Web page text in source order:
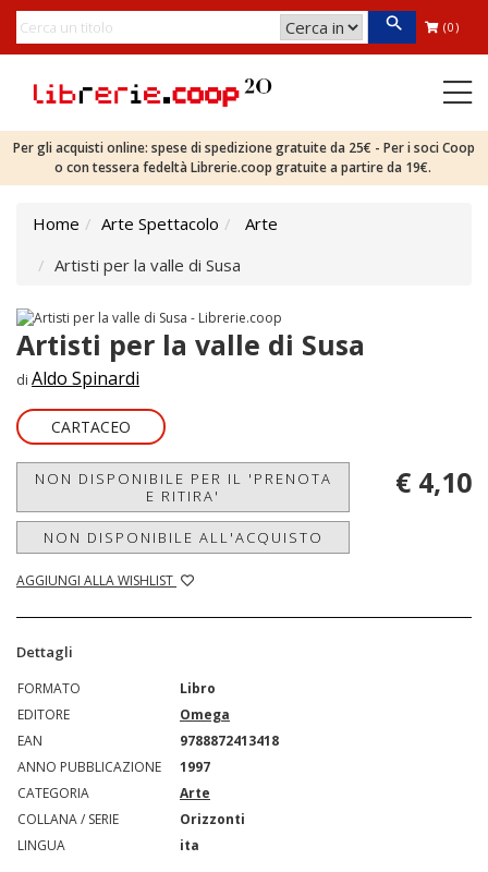
(0)
Per gli acquisti online: spese di spedizione gratuite da 25€ - Per i soci Coop
o con tessera fedeltà Librerie.coop gratuite a partire da 19€.
Home Arte Spettacolo
Arte
Artisti per la valle di Susa
Artisti per la valle di Susa
di Aldo Spinardi
CARTACEO
NON DISPONIBILE PER IL 'PRENOTA
E RITIRA'
NON DISPONIBILE ALL'ACQUISTO
AGGIUNGI ALLA WISHLIST
€ 4,10
Dettagli
FORMATO
Libro
EDITORE
Omega
EAN
9788872413418
ANNO PUBBLICAZIONE
1997
CATEGORIA
Arte
COLLANA / SERIE
Orizzonti
LINGUA
ita